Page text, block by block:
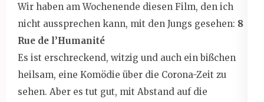
Wir haben am Wochenende diesen Film, den ich
nicht aussprechen kann, mit den Jungs gesehen: 8
Rue de l’Humanité
Es ist erschreckend, witzig und auch ein bißchen
heilsam, eine Komödie über die Corona-Zeit zu
sehen. Aber es tut gut, mit Abstand auf die